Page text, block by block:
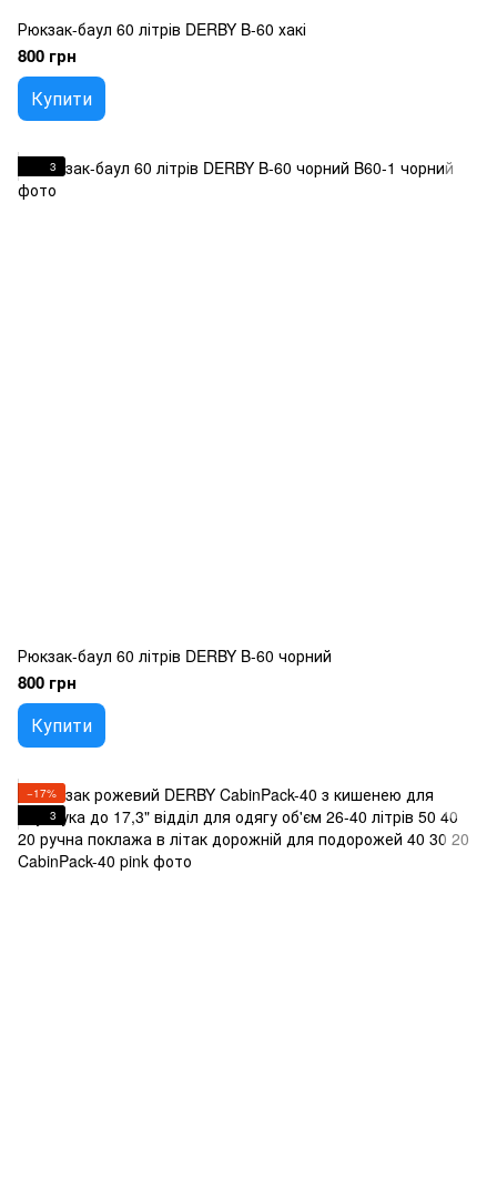
Рюкзак-баул 60 літрів DERBY B-60 хакі
800 грн
Купити
3
Рюкзак-баул 60 літрів DERBY B-60 чорний
800 грн
Купити
−17%
3